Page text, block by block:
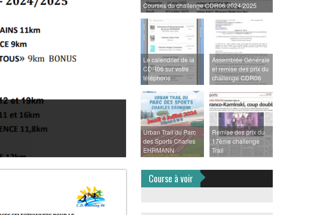
Courses du challenge CDR06 2024/2025
Le calendrier de la
CDR06 sur votre
téléphone
Assemblée Générale
et remise des prix du
challenge CDR06
Urban Trail du Parc
des Sports Charles
EHRMANN
Remise des prix du
17ème challenge
Trail
Course à voir